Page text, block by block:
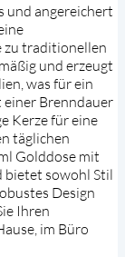
und angereichert
zu traditionellen
und erzeugt
was für ein
einer Brenndauer
Kerze für eine
täglichen
Golddose mit
bietet sowohl Stil
Design
Ihren
im Büro